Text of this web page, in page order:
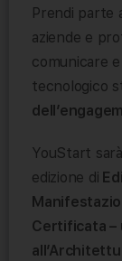
Prendi parte
aziende e
comunicare
tecnologico
YouStart
edizione di
Certificata –